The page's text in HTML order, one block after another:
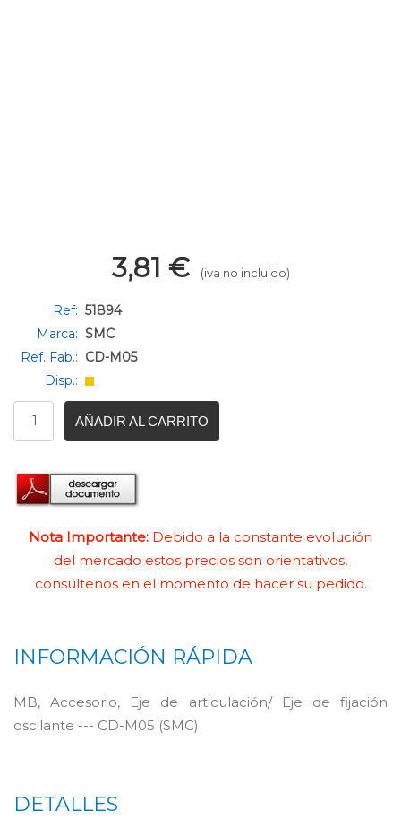
3,81 € (iva no incluido)
Ref: 51894
Marca: SMC
Ref. Fab.: CD-M05
Disp.:
AÑADIR AL CARRITO
Nota Importante: Debido a la constante evolución
del mercado estos precios son orientativos,
consúltenos en el momento de hacer su pedido.
INFORMACIÓN RÁPIDA
MB, Accesorio, Eje de articulación/ Eje de fijación
oscilante --- CD-M05 (SMC)
DETALLES